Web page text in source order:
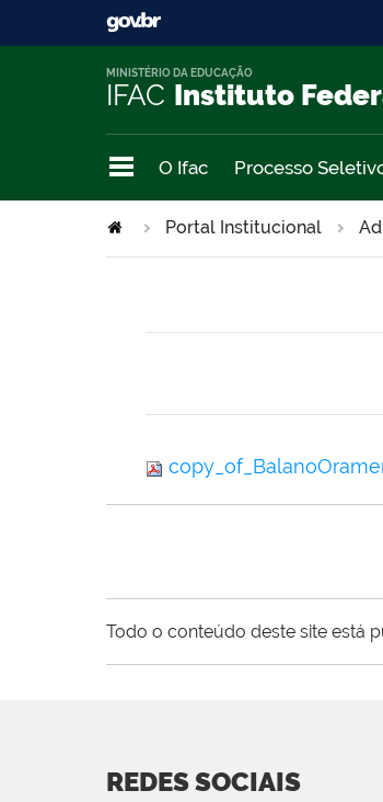
IFAC Instituto
MINISTÉRIO DA EDUCAÇÃO
O Ifac Processo
Portal Institucional
Todo o conteúdo deste site está
REDES SOCIAIS